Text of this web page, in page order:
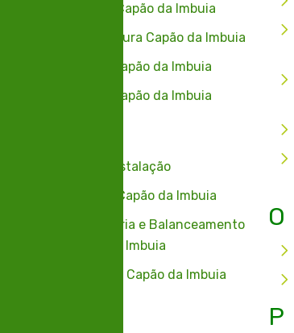
Festas Capão da Imbuia
Floricultura Capão da Imbuia
Fogos Capão da Imbuia
Freios Capão da Imbuia
Gás - Instalação
Gas no Capão da Imbuia
Geometria e Balanceamento
Capão da Imbuia
Guincho Capão da Imbuia
O
P